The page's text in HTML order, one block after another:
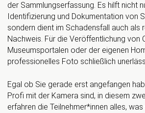
der Sammlungserfassung. Es hilft nicht
Identifizierung und Dokumentation von
sondern dient im Schadensfall auch als
Nachweis. Für die Veröffentlichung von
Museumsportalen oder der eigenen
professionelles Foto schließlich
Egal ob Sie gerade erst angefangen
Profi mit der Kamera sind, in diesem
erfahren die Teilnehmer*innen alles,